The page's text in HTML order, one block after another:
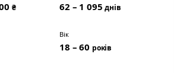
₴ 62 – 1 095днів
Вік
18 – 60 років